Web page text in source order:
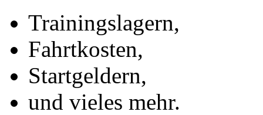
Trainingslagern,
Fahrtkosten,
Startgeldern,
und vieles mehr.